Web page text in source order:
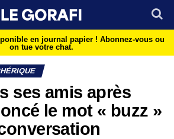
en journal papier ! Abonnez-vous ou
on tue votre chat.
ses amis après
le mot « buzz »